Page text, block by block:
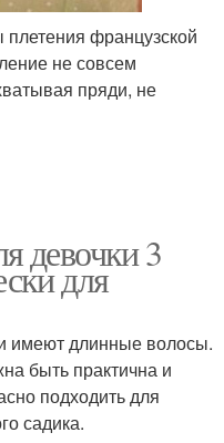
французской
не совсем
пряди, не
девочки 3
для
имеют длинные волосы.
быть практична и
подходить для
садика.